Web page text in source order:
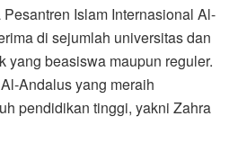
Islam Internasional Al-
di sejumlah universitas dan
yang beasiswa maupun reguler.
Andalus yang meraih
pendidikan tinggi, yakni Zahra